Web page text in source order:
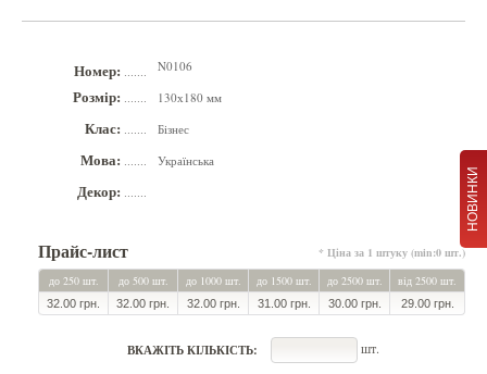
НОВИНКИ
Номер: N0106
Розмір: 130х180 мм
Клас: Бізнес
Мова: Українська
Декор:
Прайс-лист
* Ціна за 1 штуку (min:0 шт.)
до 250 шт.
до 500 шт. до 1000 шт. до 1500 шт. до 2500 шт. від 2500 шт.
32.00 грн. 32.00 грн. 32.00 грн. 31.00 грн. 30.00 грн. 29.00 грн.
ВКАЖІТЬ КІЛЬКІСТЬ: шт.